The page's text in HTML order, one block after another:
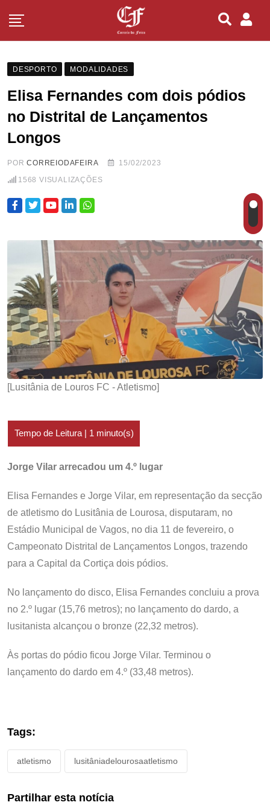
DESPORTO MODALIDADES
Elisa Fernandes com dois pódios
no Distrital de Lançamentos
Longos
PORCORREIODAFEIRA
15/02/2023
1568 VISUALIZAÇÕES
[Lusitânia de Louros FC - Atletismo]
Jorge Vilar arrecadou um 4.º lugar
Elisa Fernandes e Jorge Vilar, em representação da secção
de atletismo do Lusitânia de Lourosa, disputaram, no
Estádio Municipal de Vagos, no dia 11 de fevereiro, o
Campeonato Distrital de Lançamentos Longos, trazendo
para a Capital da Cortiça dois pódios.
No lançamento do disco, Elisa Fernandes concluiu a prova
no 2.º lugar (15,76 metros); no lançamento do dardo, a
lusitanista alcançou o bronze (22,32 metros).
Às portas do pódio ficou Jorge Vilar. Terminou o
lançamento do dardo em 4.º (33,48 metros).
Tags:
atletismo lusitâniadelourosaatletismo
Partilhar esta notícia